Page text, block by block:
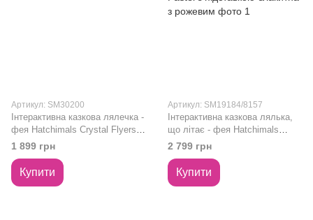
Артикул: SM30200
Інтерактивна казкова лялечка -
фея Hatchimals Crystal Flyers
рожева
1 899 грн
Купити
Артикул: SM19184/8157
Інтерактивна казкова лялька,
що літає - фея Hatchimals
FlyingPixie Kawaii Pastel з
підставкою блакитна з
рожевим
2 799 грн
Купити